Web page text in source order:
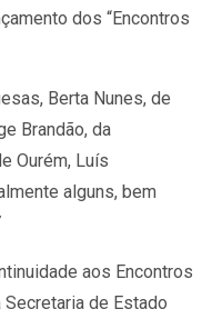
dos “Encontros
Berta Nunes, de
Brandão, da
Ourém, Luís
alguns, bem
aos Encontros
de Estado